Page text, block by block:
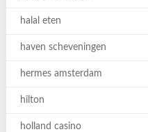
halal eten
haven scheveningen
hermes amsterdam
hilton
holland casino